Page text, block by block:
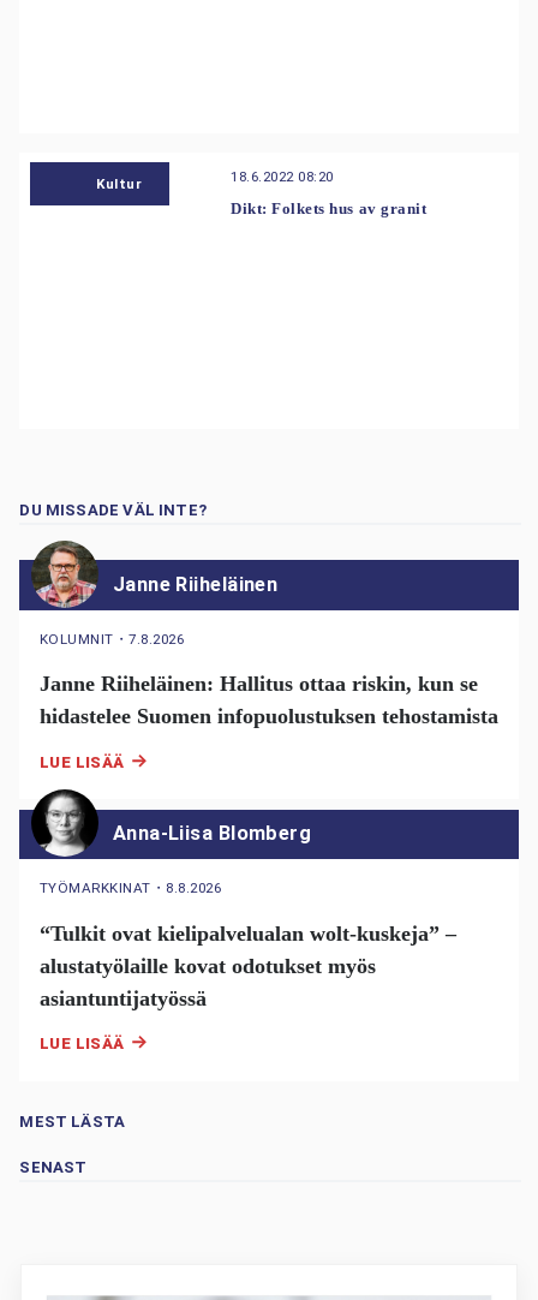
Kultur 18.6.2022 08:20
Dikt: Folkets hus av granit
DU MISSADE VÄL INTE?
Janne Riiheläinen
KOLUMNIT ・7.8.2026
Janne Riiheläinen: Hallitus ottaa riskin, kun se
hidastelee Suomen infopuolustuksen tehostamista
LUE LISÄÄ
Anna-Liisa Blomberg
TYÖMARKKINAT ・ 8.8.2026
“Tulkit ovat kielipalvelualan wolt-kuskeja” –
alustatyölaille kovat odotukset myös
asiantuntijatyössä
LUE LISÄÄ
MEST LÄSTA
SENAST